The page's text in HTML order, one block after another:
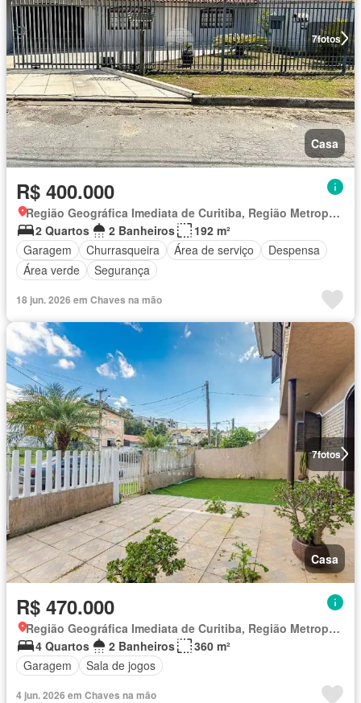
7fotos
Casa
R$ 400.000
Região Geográfica Imediata de Curitiba, Região Metropolitana de Curitiba
2 Quartos
2 Banheiros
192 m²
Garagem
Churrasqueira Área de serviço
Despensa
Área verde
Segurança
18 jun. 2026 em Chaves na mão
7fotos
Casa
R$ 470.000
Região Geográfica Imediata de Curitiba, Região Metropolitana de Curitiba
4 Quartos
2 Banheiros
360 m²
Garagem
Sala de jogos
4 jun. 2026 em Chaves na mão